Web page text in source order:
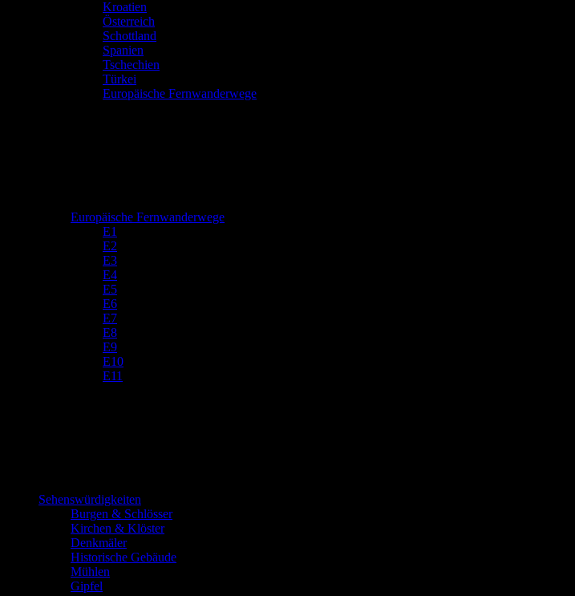
Kroatien
Österreich
Schottland
Spanien
Tschechien
Türkei
Europäische Fernwanderwege
Europäische Fernwanderwege
E1
E2
E3
E4
E5
E6
E7
E8
E9
E10
E11
Sehenswürdigkeiten
Burgen & Schlösser
Kirchen & Klöster
Denkmäler
Historische Gebäude
Mühlen
Gipfel